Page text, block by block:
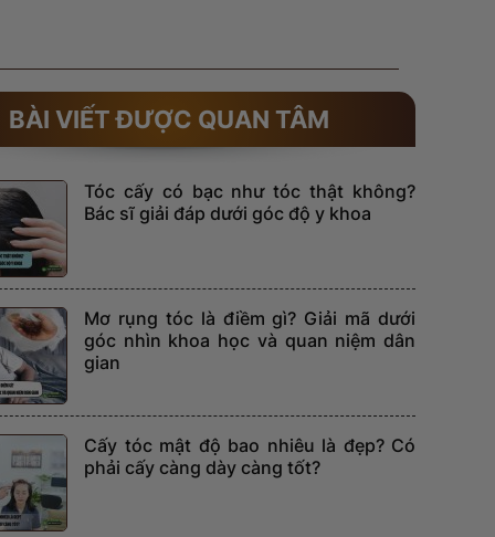
BÀI VIẾT ĐƯỢC QUAN TÂM
Tóc cấy có bạc như tóc thật không?
Bác sĩ giải đáp dưới góc độ y khoa
Mơ rụng tóc là điềm gì? Giải mã dưới
góc nhìn khoa học và quan niệm dân
gian
Cấy tóc mật độ bao nhiêu là đẹp? Có
phải cấy càng dày càng tốt?